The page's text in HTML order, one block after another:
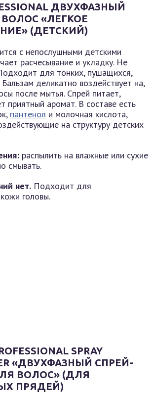
ДВУХФАЗНЫЙ
«ЛЕГКОЕ
(ДЕТСКИЙ)
с непослушными детскими
расчесывание и укладку. Не
для тонких, пушащихся,
деликатно воздействует на,
после мытья. Спрей питает,
приятный аромат. В составе есть
пантенол и молочная кислота,
на структуру детских
распылить на влажные или сухие
смывать.
нет. Подходит для
головы.
SPRAY
«ДВУХФАЗНЫЙ СПРЕЙ-
ВОЛОС» (ДЛЯ
ПРЯДЕЙ)